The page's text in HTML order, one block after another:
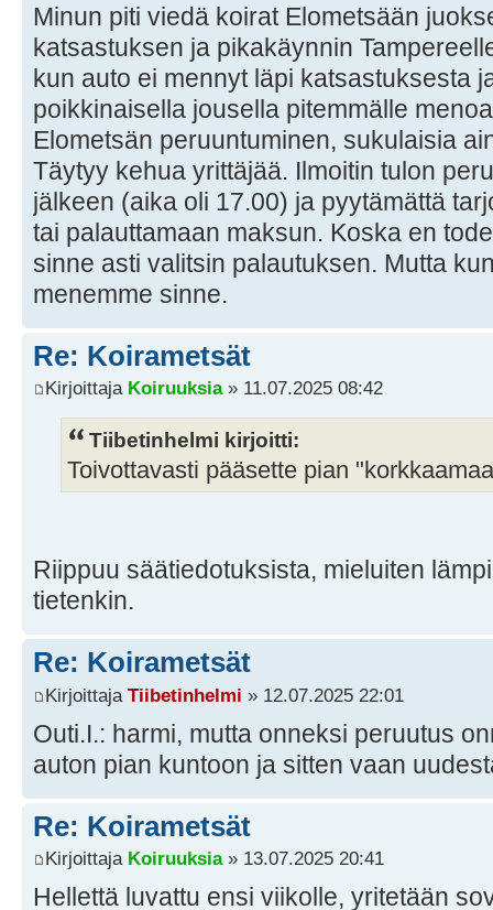
Minun piti viedä koirat Elometsään
katsastuksen ja pikakäynnin
kun auto ei mennyt läpi katsastuksesta
poikkinaisella jousella pitemmälle
Elometsän peruuntuminen, sukulaisia
Täytyy kehua yrittäjää. Ilmoitin tulon
jälkeen (aika oli 17.00) ja pyytämättä
tai palauttamaan maksun. Koska en
sinne asti valitsin palautuksen. Mutta
menemme sinne.
Re: Koirametsät
Kirjoittaja Koiruuksia» 11.07.2025 08:42
Tiibetinhelmi kirjoitti:
Toivottavasti pääsette pian
Riippuu säätiedotuksista, mieluiten
tietenkin.
Re: Koirametsät
Kirjoittaja Tiibetinhelmi » 12.07.2025 22:01
Outi.I.: harmi, mutta onneksi peruutus
auton pian kuntoon ja sitten vaan
Re: Koirametsät
Kirjoittaja Koiruuksia» 13.07.2025 20:41
Hellettä luvattu ensi viikolle, yritetään